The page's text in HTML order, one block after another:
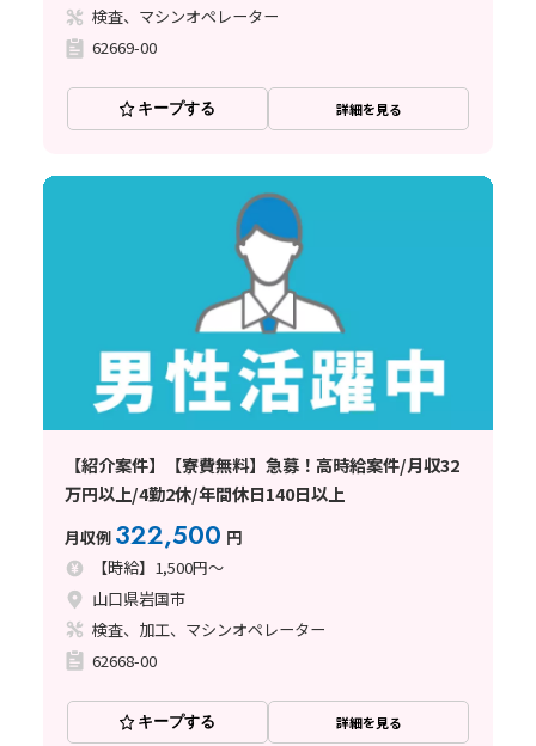
検査、マシンオペレーター
62669-00
キープする 詳細を見る
【紹介案件】【寮費無料】急募！高時給案件/月収32
万円以上/4勤2休/年間休日140日以上
月収例 322,500 円
【時給】1,500円～
山口県岩国市
検査、加工、マシンオペレーター
62668-00
キープする 詳細を見る